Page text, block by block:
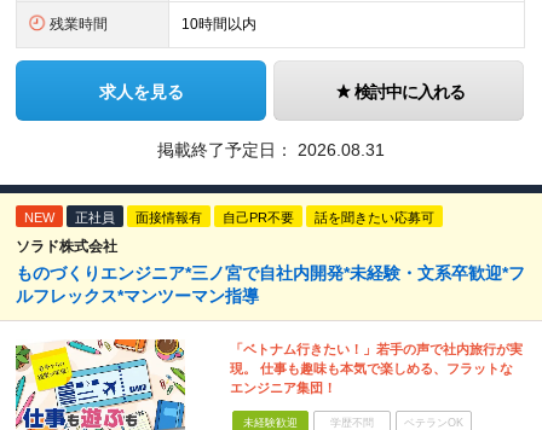
残業時間 10時間以内
求人を見る 検討中に入れる
掲載終了予定日： 2026.08.31
NEW 正社員 面接情報有 自己PR不要 話を聞きたい応募可
ソラド株式会社
ものづくりエンジニア*三ノ宮で自社内開発*未経験・文系卒歓迎*フ
ルフレックス*マンツーマン指導
「ベトナム行きたい！」若手の声で社内旅行が実
現。 仕事も趣味も本気で楽しめる、フラットな
エンジニア集団！
未経験歓迎 学歴不問 ベテランOK